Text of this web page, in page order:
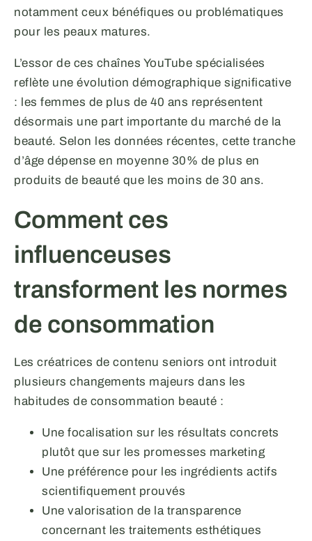
notamment ceux bénéfiques ou problématiques
pour les peaux matures.
L’essor de ces chaînes YouTube spécialisées
reflète une évolution démographique significative
: les femmes de plus de 40 ans représentent
désormais une part importante du marché de la
beauté. Selon les données récentes, cette tranche
d’âge dépense en moyenne 30% de plus en
produits de beauté que les moins de 30 ans.
Comment ces
influenceuses
transforment les normes
de consommation
Les créatrices de contenu seniors ont introduit
plusieurs changements majeurs dans les
habitudes de consommation beauté :
Une focalisation sur les résultats concrets
plutôt que sur les promesses marketing
Une préférence pour les ingrédients actifs
scientifiquement prouvés
Une valorisation de la transparence
concernant les traitements esthétiques